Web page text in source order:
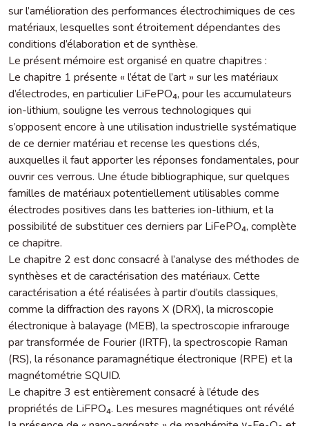
sur l’amélioration des performances électrochimiques de ces
matériaux, lesquelles sont étroitement dépendantes des
conditions d’élaboration et de synthèse.
Le présent mémoire est organisé en quatre chapitres :
Le chapitre 1 présente « l’état de l’art » sur les matériaux
d’électrodes, en particulier LiFePO₄, pour les accumulateurs
ion-lithium, souligne les verrous technologiques qui
s’opposent encore à une utilisation industrielle systématique
de ce dernier matériau et recense les questions clés,
auxquelles il faut apporter les réponses fondamentales, pour
ouvrir ces verrous. Une étude bibliographique, sur quelques
familles de matériaux potentiellement utilisables comme
électrodes positives dans les batteries ion-lithium, et la
possibilité de substituer ces derniers par LiFePO₄, complète
ce chapitre.
Le chapitre 2 est donc consacré à l’analyse des méthodes de
synthèses et de caractérisation des matériaux. Cette
caractérisation a été réalisées à partir d’outils classiques,
comme la diffraction des rayons X (DRX), la microscopie
électronique à balayage (MEB), la spectroscopie infrarouge
par transformée de Fourier (IRTF), la spectroscopie Raman
(RS), la résonance paramagnétique électronique (RPE) et la
magnétométrie SQUID.
Le chapitre 3 est entièrement consacré à l’étude des
propriétés de LiFPO₄. Les mesures magnétiques ont révélé